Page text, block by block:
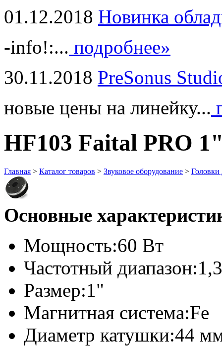
01.12.2018 Новинка
-info!:... подробнее»
30.11.2018 PreSonus
новые цены на линейку...
HF103 Faital PRO
Главная > Каталог товаров > Звуковое оборудование > Головки
Основные
Мощность:60 Вт
Частотный диапазон:
Размер:1"
Магнитная система:Fe
Диаметр катушки:44